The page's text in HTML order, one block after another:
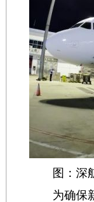
图：深航
为确保新